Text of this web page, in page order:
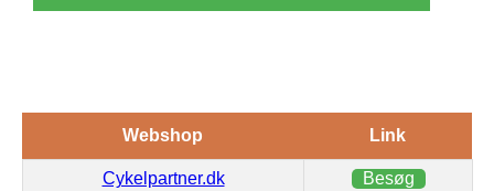
Webshop Link
Cykelpartner.dk Besøg